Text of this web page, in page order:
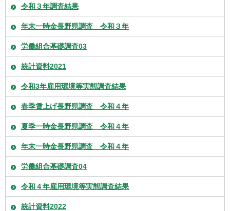
令和３年調査結果
年末一時金長野県調査 令和３年
労働組合基礎調査03
統計資料2021
令和3年雇用環境等実態調査結果
春季賃上げ長野県調査 令和４年
夏季一時金長野県調査 令和４年
年末一時金長野県調査 令和４年
労働組合基礎調査04
令和４年雇用環境等実態調査結果
統計資料2022